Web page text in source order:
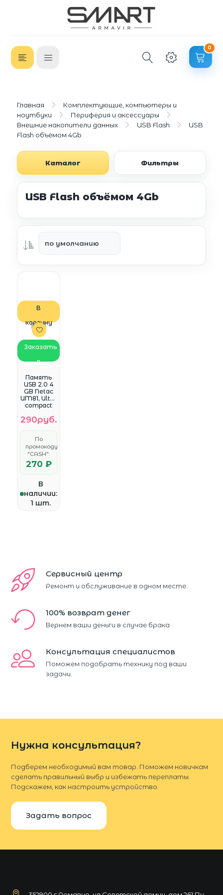
0
Главная
Комплектующие, компьютеры и
ноутбуки
Периферия и аксессуары
Внешние накопители данных
USB Flash
USB
Flash объёмом 4Gb
Каталог Фильтры
USB Flash объёмом 4Gb
В
корзину
Заказать
в
WhatsApp
Память
USB 2.0 4
GB Netac
UM81, Ultra
compact
N-004G-
20BK)
290руб.
По
промокоду
"CASH":
270 ₽
В
наличии:
1 шт.
Сервисный центр
Ремонт и обслуживание в одном месте.
100% возврат денег
Вернем ваши деньги в случае брака
Консультация специалистов
Поможем подобрать технику под ваши
задачи.
Нужна консультация?
Подберем необходимый вам товар. Поможем новичкам
сделать правильный выбр и избежать переплаты.
Подскажем, как настроить устройство.
Задать вопрос